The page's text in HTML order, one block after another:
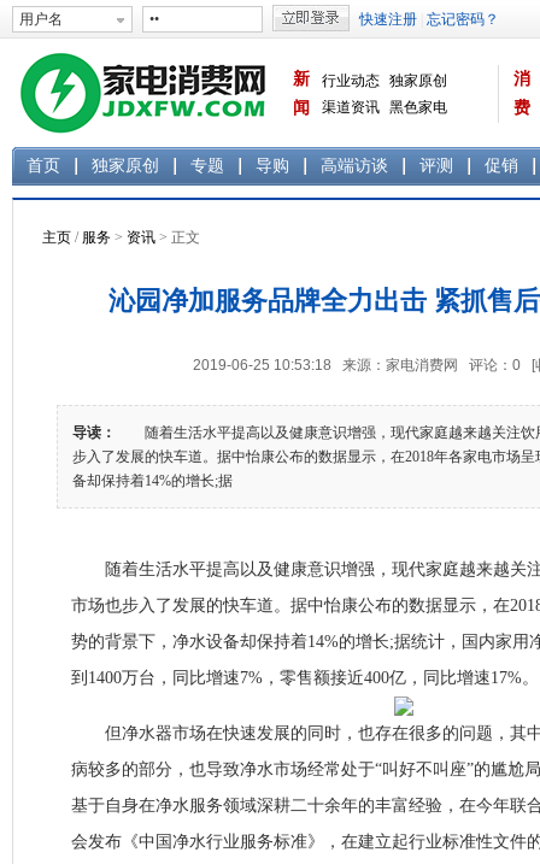
新
闻
行业动态 独家原创
渠道资讯 黑色家电
消
费
首页 独家原创 专题 导购 高端访谈 评测 促销
主页 / 服务 > 资讯 > 正文
沁园净加服务品牌全力出击 紧抓售
2019-06-25 10:53:18 来源：家电消费网 评论： 0 [
导读：
随着生活水平提高以及健康意识增强，现代家庭越来越关注饮
步入了发展的快车道。据中怡康公布的数据显示，在2018年各家电市场
备却保持着14%的增长;据
随着生活水平提高以及健康意识增强，现代家庭越来越关
市场也步入了发展的快车道。据中怡康公布的数据显示，在
势的背景下，净水设备却保持着14%的增长;据统计，国内家用
到1400万台，同比增速7%，零售额接近400亿，同比增速17%。
但净水器市场在快速发展的同时，也存在很多的问题，其
病较多的部分，也导致净水市场经常处于“叫好不叫座”的尴尬
基于自身在净水服务领域深耕二十余年的丰富经验，在今年联
会发布《中国净水行业服务标准》，在建立起行业标准性文件